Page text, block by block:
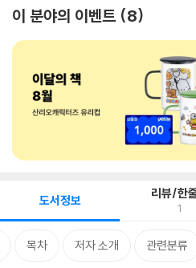
이 분야의 이벤트 8
도서정보 리뷰/한
1
목차 저자 소개 관련분류